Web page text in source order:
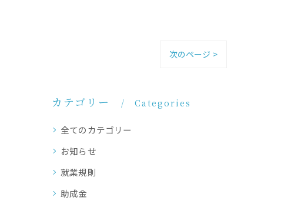
次のページ >
カテゴリー Categories
全てのカテゴリー
お知らせ
就業規則
助成金